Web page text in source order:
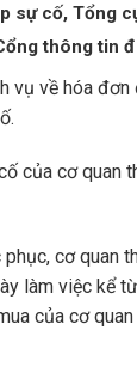
sự cố, Tổng
thông tin
vụ về hóa
của cơ quan
cơ
làm việc kể
của cơ